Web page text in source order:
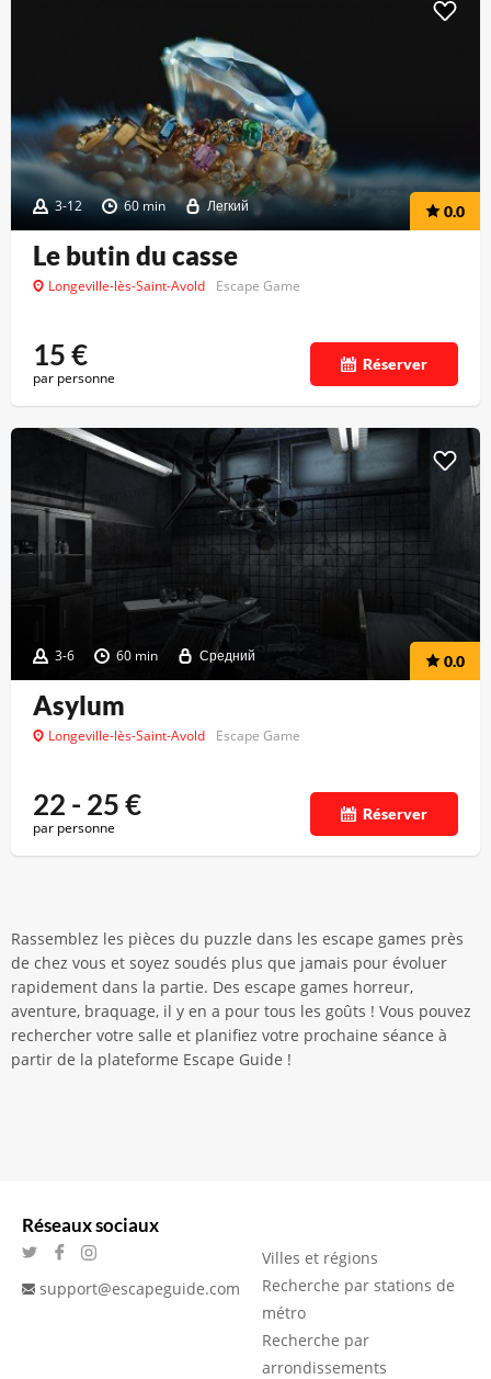
3-12 60 min Легкий 0.0
Le butin du casse
Longeville-lès-Saint-Avold Escape Game
15€
par personne
Réserver
3-6 60 min Средний 0.0
Asylum
Longeville-lès-Saint-Avold Escape Game
22 - 25€
par personne
Réserver
Rassemblez les pièces du puzzle dans les escape games près
de chez vous et soyez soudés plus que jamais pour évoluer
rapidement dans la partie. Des escape games horreur,
aventure, braquage, il y en a pour tous les goûts ! Vous pouvez
rechercher votre salle et planifiez votre prochaine séance à
partir de la plateforme Escape Guide !
Réseaux sociaux
support@escapeguide.com
Villes et régions
Recherche par stations de
métro
Recherche par
arrondissements